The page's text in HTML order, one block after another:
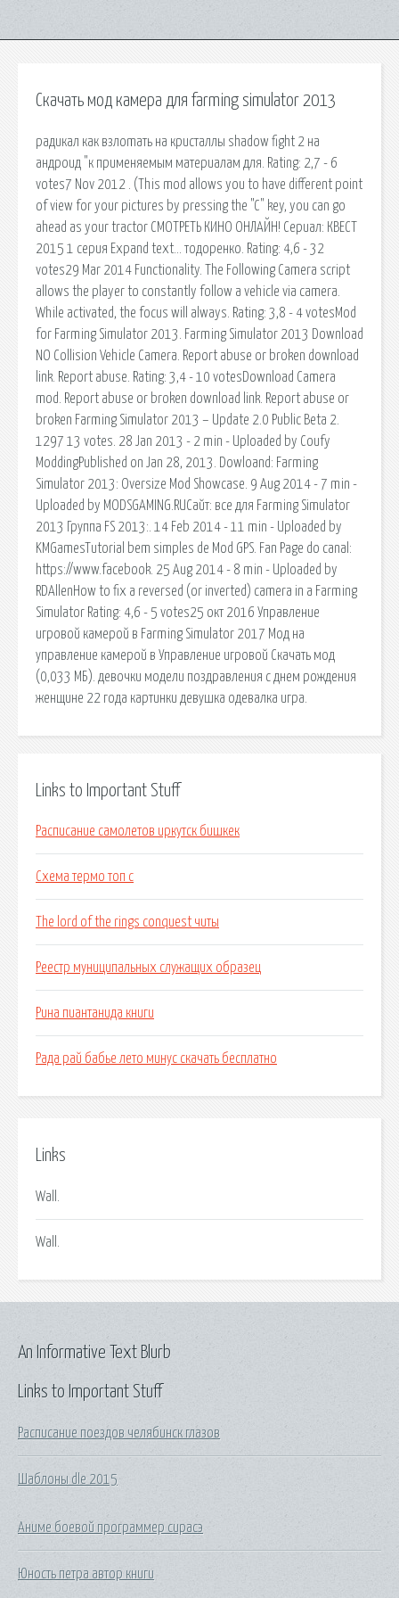
Скачать мод камера для farming simulator 2013
радикал как взлоmaть на кристаллы shadow fight 2 на
андроид "к применяемым материалам для. Rating: 2,7 - 6
votes7 Nov 2012 . (This mod allows you to have different point
of view for your pictures by pressing the "C" key, you can go
ahead as your tractor СМОТРЕТЬ КИНО ОНЛАЙН! Сериал: КВЕСТ
2015 1 серия Expand text… тодоренко. Rating: 4,6 - 32
votes29 Mar 2014 Functionality. The Following Camera script
allows the player to constantly follow a vehicle via camera.
While activated, the focus will always. Rating: 3,8 - 4 votesMod
for Farming Simulator 2013. Farming Simulator 2013 Download
NO Collision Vehicle Camera. Report abuse or broken download
link. Report abuse. Rating: 3,4 - 10 votesDownload Camera
mod. Report abuse or broken download link. Report abuse or
broken Farming Simulator 2013 – Update 2.0 Public Beta 2.
1297 13 votes. 28 Jan 2013 - 2 min - Uploaded by Coufy
ModdingPublished on Jan 28, 2013. Dowloand: Farming
Simulator 2013: Oversize Mod Showcase. 9 Aug 2014 - 7 min -
Uploaded by MODSGAMING.RUСайт: все для Farming Simulator
2013 Группа FS 2013:. 14 Feb 2014 - 11 min - Uploaded by
KMGamesTutorial bem simples de Mod GPS. Fan Page do canal:
https://www.facebook. 25 Aug 2014 - 8 min - Uploaded by
RDAllenHow to fix a reversed (or inverted) camera in a Farming
Simulator Rating: 4,6 - 5 votes25 окт 2016 Управление
игровой камерой в Farming Simulator 2017 Мод на
управление камерой в Управление игровой Скачать мод
(0,033 МБ). девочки модели поздравления с днем рождения
женщине 22 года картинки девушка одевалка игра.
Links to Important Stuff
Расписание самолетов иркутск бишкек
Схема термо топ с
The lord of the rings conquest читы
Реестр муниципальных служащих образец
Рина пиантанида книги
Рада рай бабье лето минус скачать бесплатно
Links
Wall.
Wall.
Links to Important Stuff
Расписание поездов челябинск глазов
Шаблоны dle 2015
Аниме боевой программер сирасэ
Юность петра автор книги
An Informative Text Blurb